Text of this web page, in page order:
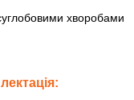
хворобами